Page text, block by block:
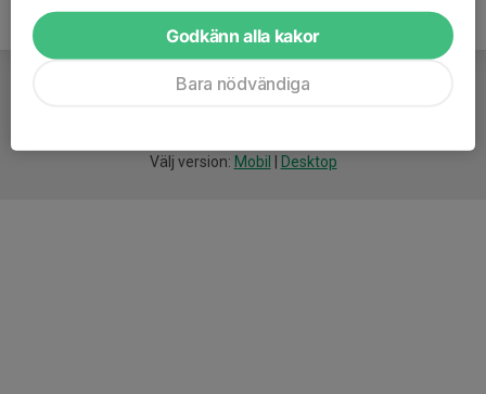
Välj version: Mobil Desktop
Godkänn alla kakor
Bara nödvändiga